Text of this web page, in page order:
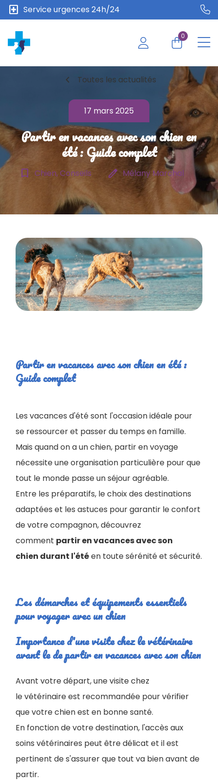
local_hospital Service urgences 24h/24
0
chevron_left Toutes les actualités
17 mars 2025
Partir en vacances avec son chien en
été : Guide complet
bookmark_border Chien, Conseils edit Mélany Marchal
Partir en vacances avec son chien en été :
Guide complet
Les vacances d'été sont l'occasion idéale pour
se ressourcer et passer du temps en famille.
Mais quand on a un chien, partir en voyage
nécessite une organisation particulière pour que
tout le monde passe un séjour agréable.
Entre les préparatifs, le choix des destinations
adaptées et les astuces pour garantir le confort
de votre compagnon, découvrez
comment partir en vacances avec son
chien durant l'étéen toute sérénité et sécurité.
Les démarches et équipements essentiels
pour voyager avec un chien
Importance d'une visite chez le vétérinaire
avant le de partir en vacances avec son chien
Avant votre départ, une visite chez
le vétérinaire est recommandée pour vérifier
que votre chien est en bonne santé.
En fonction de votre destination, l'accès aux
soins vétérinaires peut être délicat et il est
pertinent de s'assurer que tout va bien avant de
partir.